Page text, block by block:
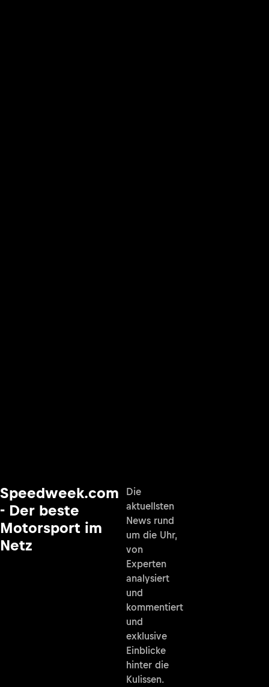
Speedweek.com
- Der beste
Motorsport im
Netz
Die
aktuellsten
News rund
um die Uhr,
von
Experten
analysiert
und
kommentiert
und
exklusive
Einblicke
hinter die
Kulissen.